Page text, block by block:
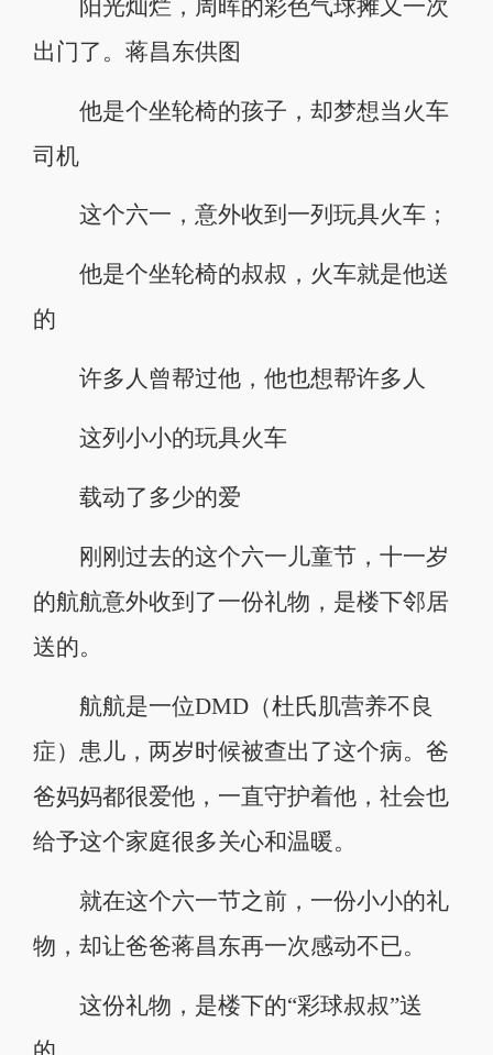
阳光灿烂，周晖的彩色气球摊又一次
出门了。蒋昌东供图
他是个坐轮椅的孩子，却梦想当火车
司机
这个六一，意外收到一列玩具火车；
他是个坐轮椅的叔叔，火车就是他送
的
许多人曾帮过他，他也想帮许多人
这列小小的玩具火车
载动了多少的爱
刚刚过去的这个六一儿童节，十一岁
的航航意外收到了一份礼物，是楼下邻居
送的。
航航是一位DMD（杜氏肌营养不良
症）患儿，两岁时候被查出了这个病。爸
爸妈妈都很爱他，一直守护着他，社会也
给予这个家庭很多关心和温暖。
就在这个六一节之前，一份小小的礼
物，却让爸爸蒋昌东再一次感动不已。
这份礼物，是楼下的“彩球叔叔”送